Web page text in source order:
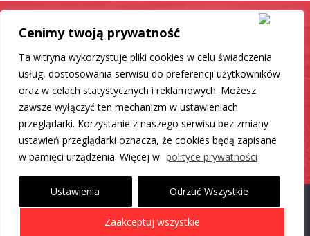
Cenimy twoją prywatność
Ta witryna wykorzystuje pliki cookies w celu świadczenia
usług, dostosowania serwisu do preferencji użytkowników
oraz w celach statystycznych i reklamowych. Możesz
zawsze wyłączyć ten mechanizm w ustawieniach
przeglądarki. Korzystanie z naszego serwisu bez zmiany
ustawień przeglądarki oznacza, że cookies będą zapisane
w pamięci urządzenia. Więcej w polityce prywatności
Ustawienia Odrzuć Wszystkie
Zaakceptuj wszystkie
Samochód jak nowy
Mamy dla Ciebie rozwiązanie
DO LISTY PRODUKTÓW
Proudly powered by WordPress|Theme: Carlistings byWP